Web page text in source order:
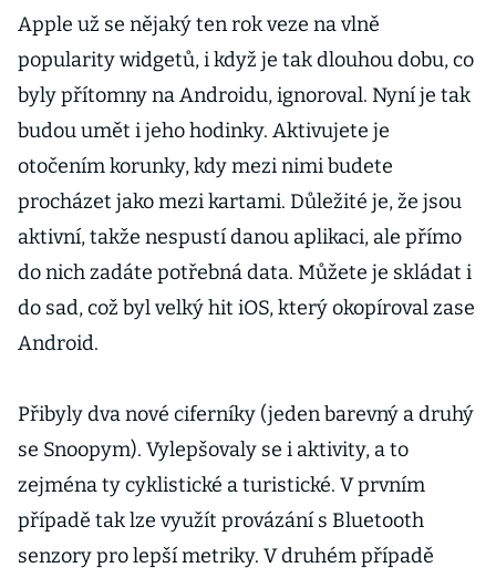
Apple už se nějaký ten rok veze na vlně
popularity widgetů, i když je tak dlouhou dobu, co
byly přítomny na Androidu, ignoroval. Nyní je tak
budou umět i jeho hodinky. Aktivujete je
otočením korunky, kdy mezi nimi budete
procházet jako mezi kartami. Důležité je, že jsou
aktivní, takže nespustí danou aplikaci, ale přímo
do nich zadáte potřebná data. Můžete je skládat i
do sad, což byl velký hit iOS, který okopíroval zase
Android.
Přibyly dva nové ciferníky (jeden barevný a druhý
se Snoopym). Vylepšovaly se i aktivity, a to
zejména ty cyklistické a turistické. V prvním
případě tak lze využít provázání s Bluetooth
senzory pro lepší metriky. V druhém případě